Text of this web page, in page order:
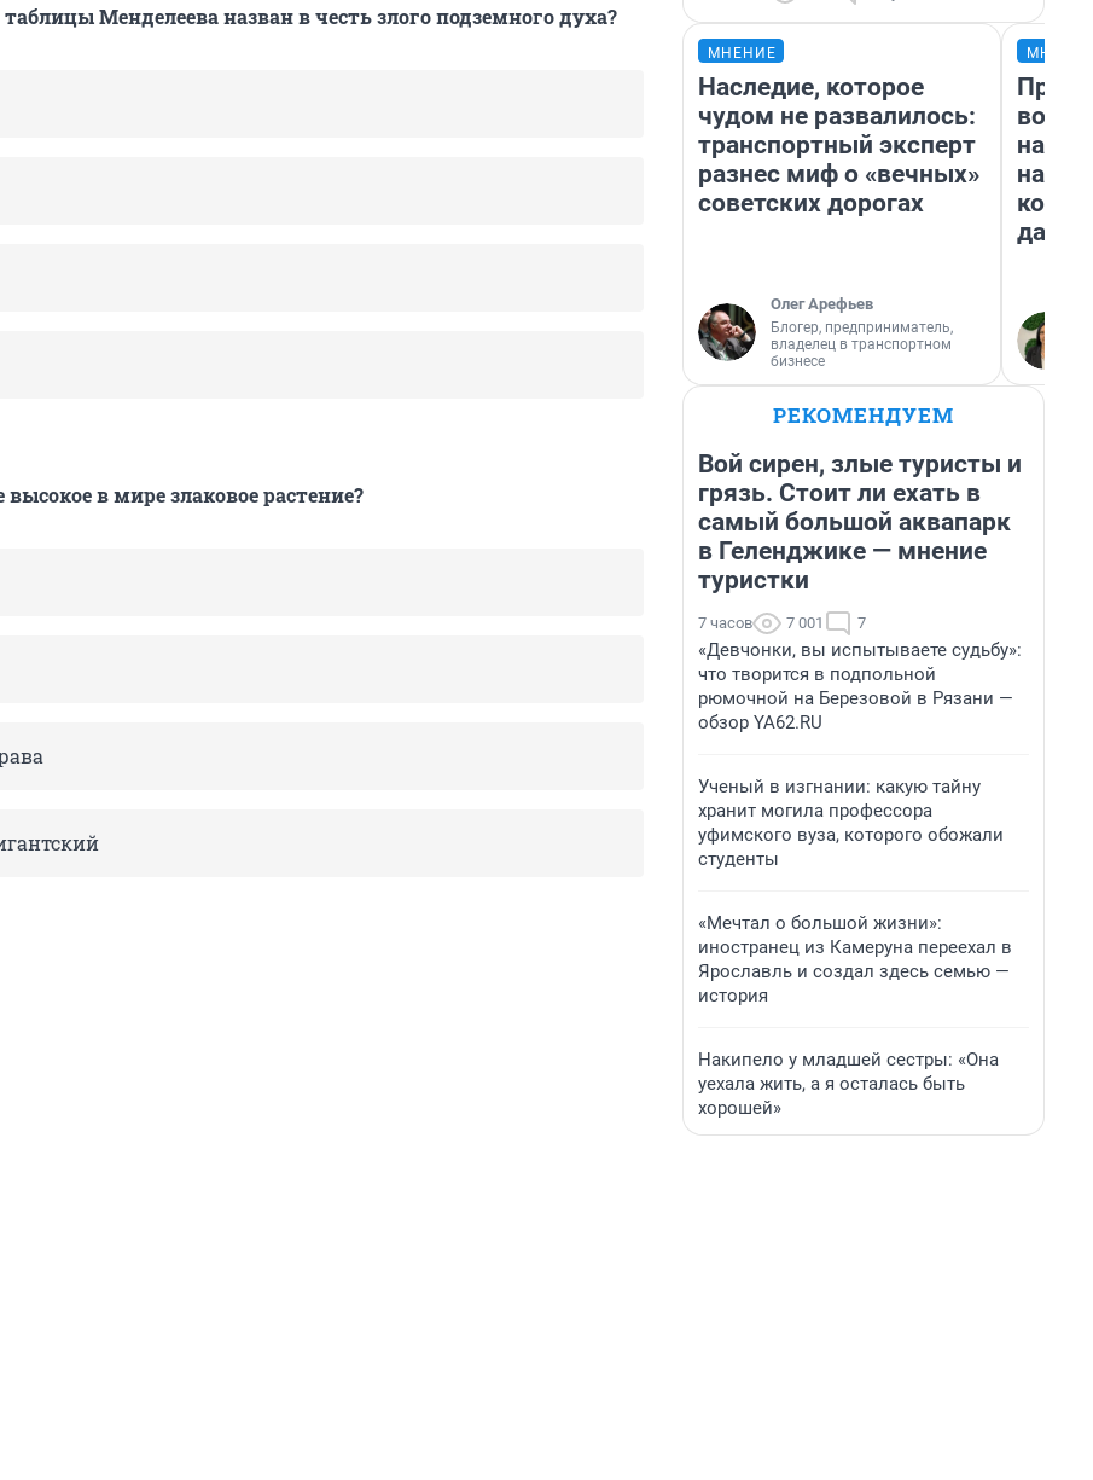
Менделеева назван в честь злого подземного духа?
высокое в мире злаковое растение?
МНЕНИЕ
Наследие, которое
чудом не развалилось:
транспортный эксперт
разнес миф о «вечных»
советских дорогах
Олег Арефьев
Блогер, предприниматель,
владелец в транспортном
бизнесе
нам
даже
РЕКОМЕНДУЕМ
Вой сирен, злые туристы и
грязь. Стоит ли ехать в
самый большой аквапарк
в Геленджике — мнение
туристки
7 часов 7 001 7
«Девчонки, вы испытываете судьбу»:
что творится в подпольной
рюмочной на Березовой в Рязани —
обзор YA62.RU
Ученый в изгнании: какую тайну
хранит могила профессора
уфимского вуза, которого обожали
студенты
«Мечтал о большой жизни»:
иностранец из Камеруна переехал в
Ярославль и создал здесь семью —
история
Накипело у младшей сестры: «Она
уехала жить, а я осталась быть
хорошей»